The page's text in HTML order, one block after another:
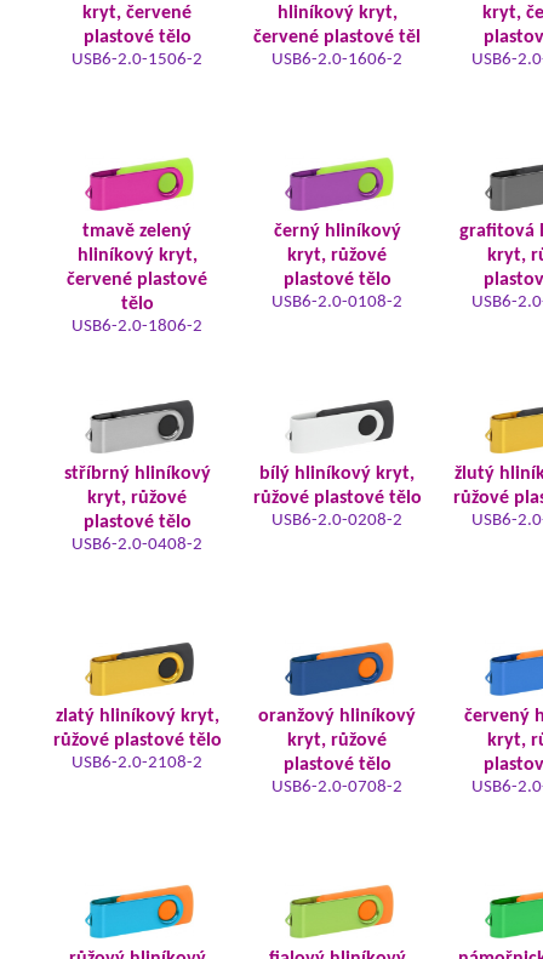
kryt, červené
plastové tělo
USB6-2.0-1506-2
hliníkový kryt,
červené plastové těl
USB6-2.0-1606-2
kryt,
USB6-
tmavě zelený
hliníkový kryt,
červené plastové
tělo
USB6-2.0-1806-2
černý hliníkový
kryt, růžové
plastové tělo
USB6-2.0-0108-2
grafitová
kryt,
USB6-
stříbrný hliníkový
kryt, růžové
plastové tělo
USB6-2.0-0408-2
bílý hliníkový kryt,
růžové plastové tělo
USB6-2.0-0208-2
žlutý
růžové
USB6-
zlatý hliníkový kryt,
růžové plastové tělo
USB6-2.0-2108-2
oranžový hliníkový
kryt, růžové
plastové tělo
USB6-2.0-0708-2
červený
kryt,
USB6-